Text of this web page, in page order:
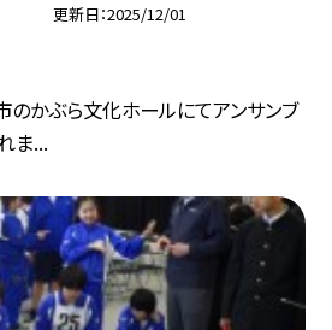
更新日 2025/12/01
市のかぶら文化ホールにてアンサンブ
ま...